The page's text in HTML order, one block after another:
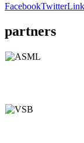
FacebookTwitter
partners